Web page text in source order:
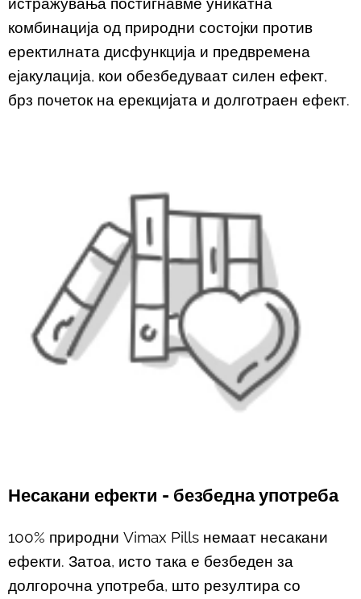
комбинација од природни состојки против
еректилната дисфункција и предвремена
ејакулација, кои обезбедуваат силен ефект,
брз почеток на ерекцијата и долготраен ефект.
Несакани ефекти - безбедна употреба
100% природни Vimax Pills немаат несакани
ефекти. Затоа, исто така е безбеден за
долгорочна употреба, што резултира со